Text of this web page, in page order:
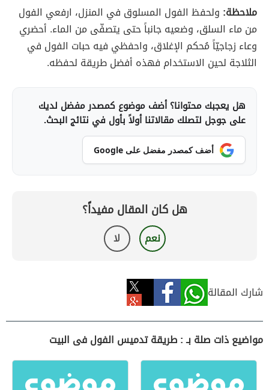
ملاحظة: ولحفظ الفول المسلوق في المنزل، ارفعي الفول
من ماء السلق، وضعيه جانباً حتى يتصفّى من الماء. أحضري
وعاء زجاجيّاً مُحكم الإغلاق، واحفظي فيه حبات الفول في
الثلاجة لحين الاستخدام فهذه أفضل طريقة لحفظه.
هل يعجبك محتوانا؟ أضف موضوع كمصدر مفضل لديك
على جوجل لتصلك مقالاتنا أولاً بأول في نتائج البحث.
أضف كمصدر مفضل على Google
هل كان المقال مفيداً؟
نعم لا
شارك المقالة
مواضيع ذات صلة بـ : طريقة تدميس الفول فى البيت